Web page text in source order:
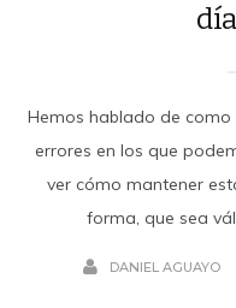
Hemos hablado de como
errores en los que
ver cómo mantener
forma, que sea
DANIEL AGUAYO